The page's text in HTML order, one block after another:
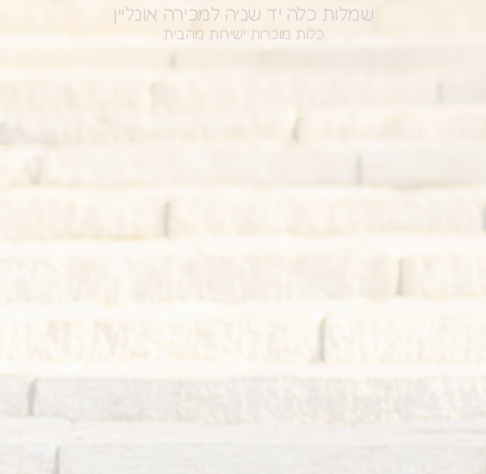
שמלות כלה יד שניה למכירה אונליין
כלות מוכרות ישירות מהבית